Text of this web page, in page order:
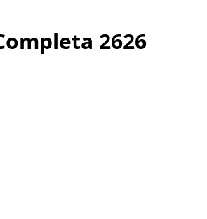
2626